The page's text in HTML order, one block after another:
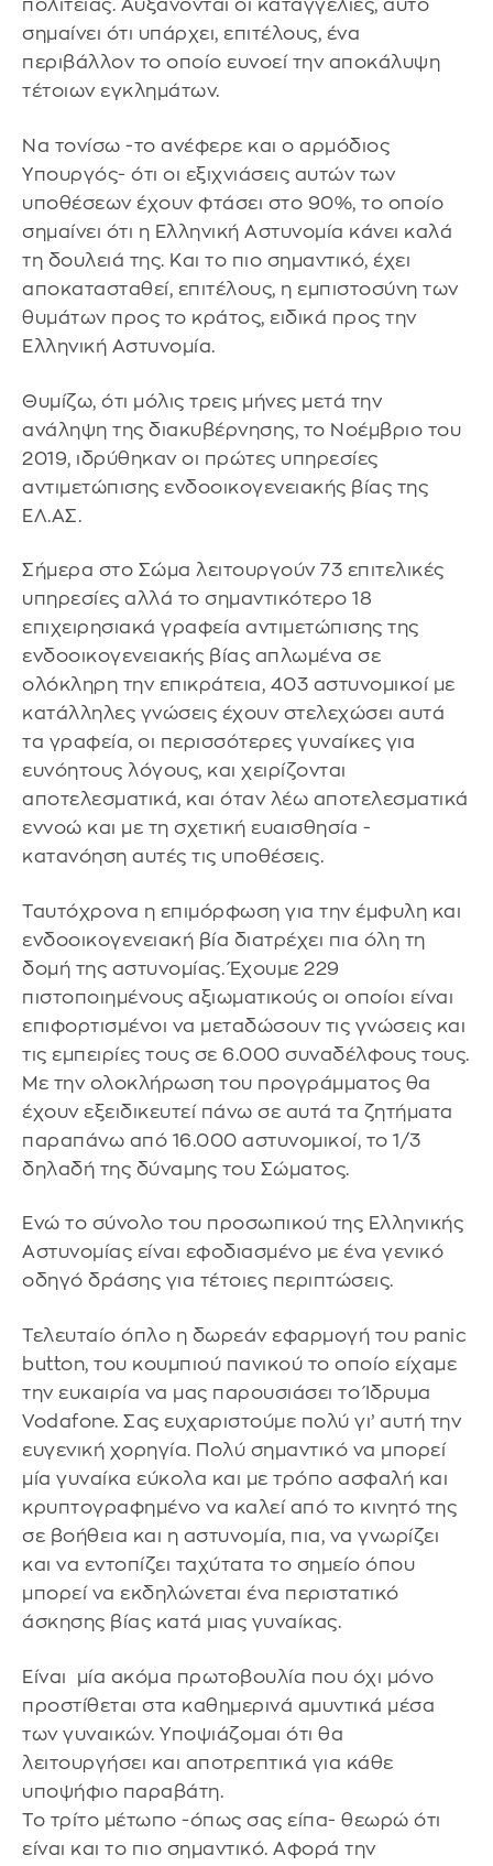
πολιτείας. Αυξάνονται οι καταγγελίες, αυτό
σημαίνει ότι υπάρχει, επιτέλους, ένα
περιβάλλον το οποίο ευνοεί την αποκάλυψη
τέτοιων εγκλημάτων.
Να τονίσω -το ανέφερε και ο αρμόδιος
Υπουργός- ότι οι εξιχνιάσεις αυτών των
υποθέσεων έχουν φτάσει στο 90%, το οποίο
σημαίνει ότι η Ελληνική Αστυνομία κάνει καλά
τη δουλειά της. Και το πιο σημαντικό, έχει
αποκατασταθεί, επιτέλους, η εμπιστοσύνη των
θυμάτων προς το κράτος, ειδικά προς την
Ελληνική Αστυνομία.
Θυμίζω, ότι μόλις τρεις μήνες μετά την
ανάληψη της διακυβέρνησης, το Νοέμβριο του
2019, ιδρύθηκαν οι πρώτες υπηρεσίες
αντιμετώπισης ενδοοικογενειακής βίας της
ΕΛ.ΑΣ.
Σήμερα στο Σώμα λειτουργούν 73 επιτελικές
υπηρεσίες αλλά το σημαντικότερο 18
επιχειρησιακά γραφεία αντιμετώπισης της
ενδοοικογενειακής βίας απλωμένα σε
ολόκληρη την επικράτεια, 403 αστυνομικοί με
κατάλληλες γνώσεις έχουν στελεχώσει αυτά
τα γραφεία, οι περισσότερες γυναίκες για
ευνόητους λόγους, και χειρίζονται
αποτελεσματικά, και όταν λέω αποτελεσματικά
εννοώ και με τη σχετική ευαισθησία -
κατανόηση αυτές τις υποθέσεις.
Ταυτόχρονα η επιμόρφωση για την έμφυλη και
ενδοοικογενειακή βία διατρέχει πια όλη τη
δομή της αστυνομίας. Έχουμε 229
πιστοποιημένους αξιωματικούς οι οποίοι είναι
επιφορτισμένοι να μεταδώσουν τις γνώσεις και
τις εμπειρίες τους σε 6.000 συναδέλφους τους.
Με την ολοκλήρωση του προγράμματος θα
έχουν εξειδικευτεί πάνω σε αυτά τα ζητήματα
παραπάνω από 16.000 αστυνομικοί, το 1/3
δηλαδή της δύναμης του Σώματος.
Ενώ το σύνολο του προσωπικού της Ελληνικής
Αστυνομίας είναι εφοδιασμένο με ένα γενικό
οδηγό δράσης για τέτοιες περιπτώσεις.
Τελευταίο όπλο η δωρεάν εφαρμογή του panic
button, του κουμπιού πανικού το οποίο είχαμε
την ευκαιρία να μας παρουσιάσει το Ίδρυμα
Vodafone. Σας ευχαριστούμε πολύ γι’ αυτή την
ευγενική χορηγία. Πολύ σημαντικό να μπορεί
μία γυναίκα εύκολα και με τρόπο ασφαλή και
κρυπτογραφημένο να καλεί από το κινητό της
σε βοήθεια και η αστυνομία, πια, να γνωρίζει
και να εντοπίζει ταχύτατα το σημείο όπου
μπορεί να εκδηλώνεται ένα περιστατικό
άσκησης βίας κατά μιας γυναίκας.
Είναι μία ακόμα πρωτοβουλία που όχι μόνο
προστίθεται στα καθημερινά αμυντικά μέσα
των γυναικών. Υποψιάζομαι ότι θα
λειτουργήσει και αποτρεπτικά για κάθε
υποψήφιο παραβάτη.
Το τρίτο μέτωπο -όπως σας είπα- θεωρώ ότι
είναι και το πιο σημαντικό. Αφορά την